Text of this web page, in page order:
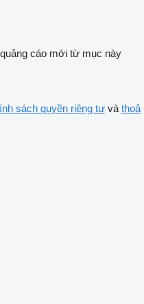
cáo mới từ mục này
sách quyền riêng tư và thoả